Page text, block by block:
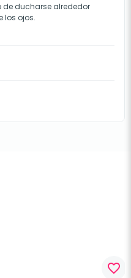
de ducharse alrededor
los ojos.
favorite_border